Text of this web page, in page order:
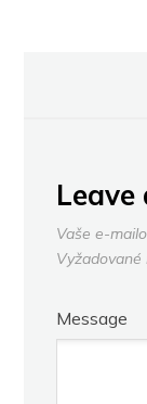
Leave
Vaše e-
Message